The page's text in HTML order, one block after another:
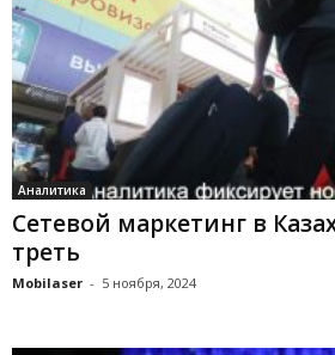
Аналитика
Сетевой маркетинг в
треть
Mobilaser - 5 ноября, 2024